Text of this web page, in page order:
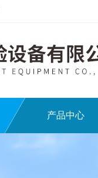
产品中心